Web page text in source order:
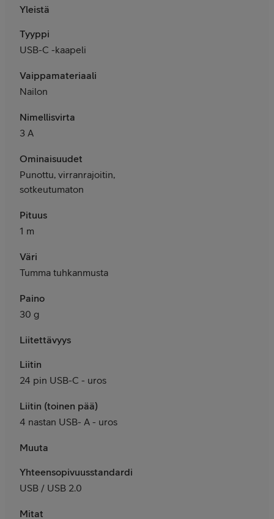
Yleistä
Tyyppi
USB-C -kaapeli
Vaippamateriaali
Nailon
Nimellisvirta
3 A
Ominaisuudet
Punottu, virranrajoitin,
sotkeutumaton
Pituus
1 m
Väri
Tumma tuhkanmusta
Paino
30 g
Liitettävyys
Liitin
24 pin USB-C - uros
Liitin (toinen pää)
4 nastan USB- A - uros
Muuta
Yhteensopivuusstandardit
USB / USB 2.0
Mitat